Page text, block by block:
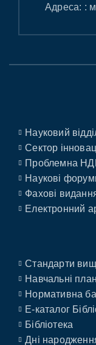
Адреса: :
Науковий
Сектор
Проблемна
Наукові
Фахові
Електронний
Стандарти
Навчальні
Нормативна
E-каталог
Бібліотека
Дні